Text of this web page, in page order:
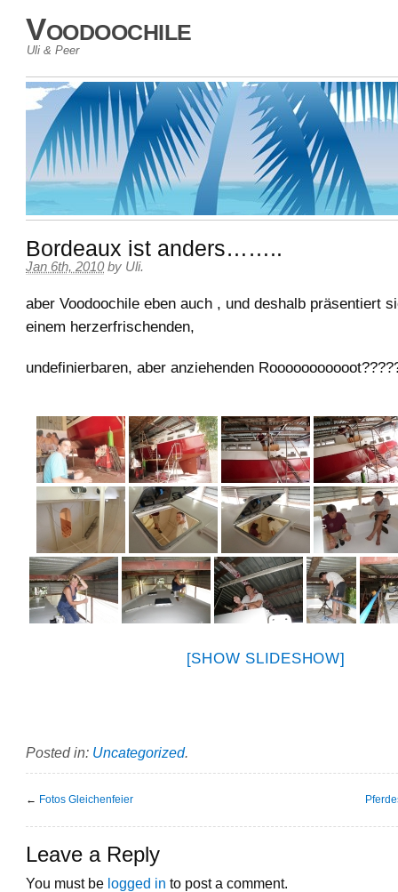
Voodoochile
Uli & Peer
Bordeaux ist anders……..
Jan 6th, 2010 by Uli.
aber Voodoochile eben auch , und deshalb präsentiert
einem herzerfrischenden,
undefinierbaren, aber anziehenden
[SHOW SLIDESHOW]
Posted in: Uncategorized.
← Fotos Gleichenfeier
Leave a Reply
You must be logged in to post a comment.